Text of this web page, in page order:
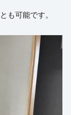
も可能です。